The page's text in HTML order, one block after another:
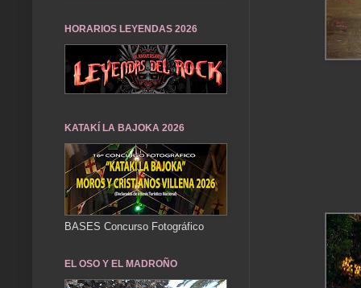
HORARIOS LEYENDAS 2026
KATAKÍ LA BAJOKA 2026
BASES Concurso Fotográfico
EL OSO Y EL MADROÑO